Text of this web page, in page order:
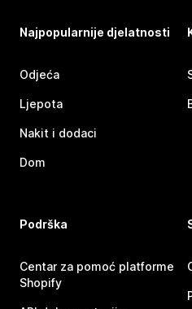
Najpopularnije djelatnosti
Odjeća
Ljepota
Nakit i dodaci
Dom
Podrška
Centar za pomoć platforme
Shopify